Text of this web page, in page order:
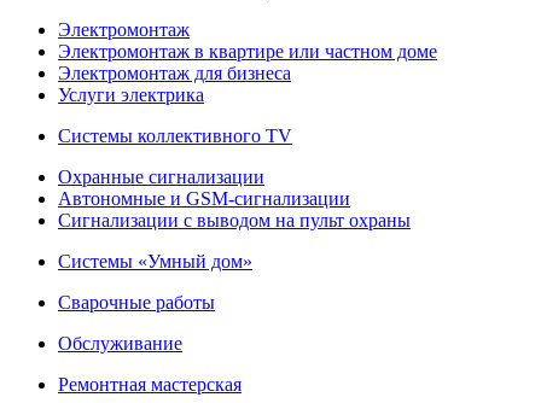
Электромонтаж
Электромонтаж в квартире или частном доме
Электромонтаж для бизнеса
Услуги электрика
Системы коллективного TV
Охранные сигнализации
Автономные и GSM-сигнализации
Сигнализации с выводом на пульт охраны
Системы «Умный дом»
Сварочные работы
Обслуживание
Ремонтная мастерская